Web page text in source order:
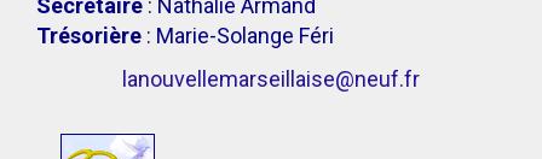
Secrétaire : Nathalie Armand
Trésorière : Marie-Solange Féri
lanouvellemarseillaise@neuf.fr